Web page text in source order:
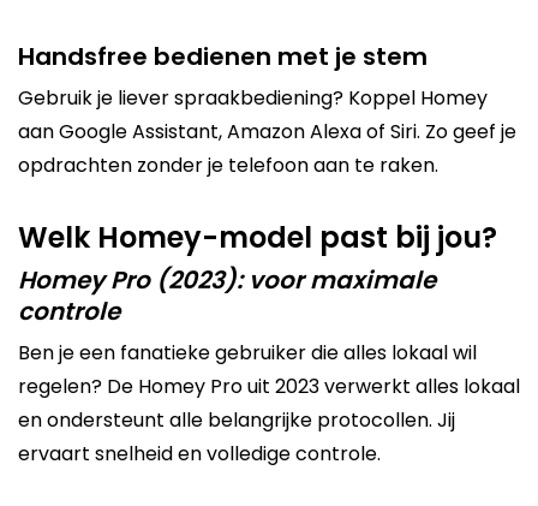
Handsfree bedienen met je stem
Gebruik je liever spraakbediening? Koppel Homey
aanGoogle Assistant,Amazon Alexaof Siri. Zo geef je
opdrachten zonder je telefoon aan te raken.
Welk Homey-model past bij jou?
Homey Pro (2023): voor maximale
controle
Ben je een fanatieke gebruiker die alles lokaal wil
regelen? De Homey Pro uit 2023 verwerkt alles lokaal
en ondersteunt alle belangrijke protocollen. Jij
ervaart snelheid en volledige controle.